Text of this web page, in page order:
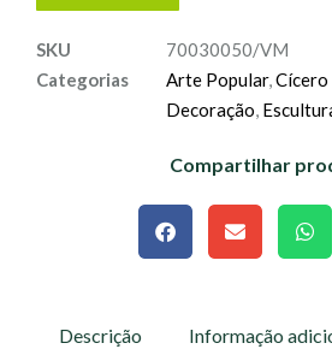
SKU
70030050/VM
Categorias
Arte Popular,Cícero
Decoração,
Compartilhar
Descrição
Informação